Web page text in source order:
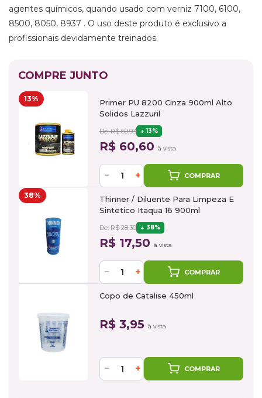
agentes químicos, quando usado com verniz 7100, 6100,
8500, 8050, 8937 . O uso deste produto é exclusivo a
profissionais devidamente treinados.
COMPRE JUNTO
13%
Primer PU 8200 Cinza 900ml Alto
Solidos Lazzuril
De: R$ 69,93 13%
R$ 60,60 à vista
− + COMPRAR
38%
Thinner / Diluente Para Limpeza E
Sintetico Itaqua 16 900ml
De: R$ 28,30 38%
R$ 17,50 à vista
− + COMPRAR
Copo de Catalise 450ml
R$ 3,95 à vista
− + COMPRAR